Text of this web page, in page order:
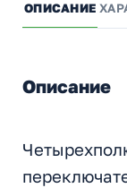
ОПИСАНИЕ
Описание